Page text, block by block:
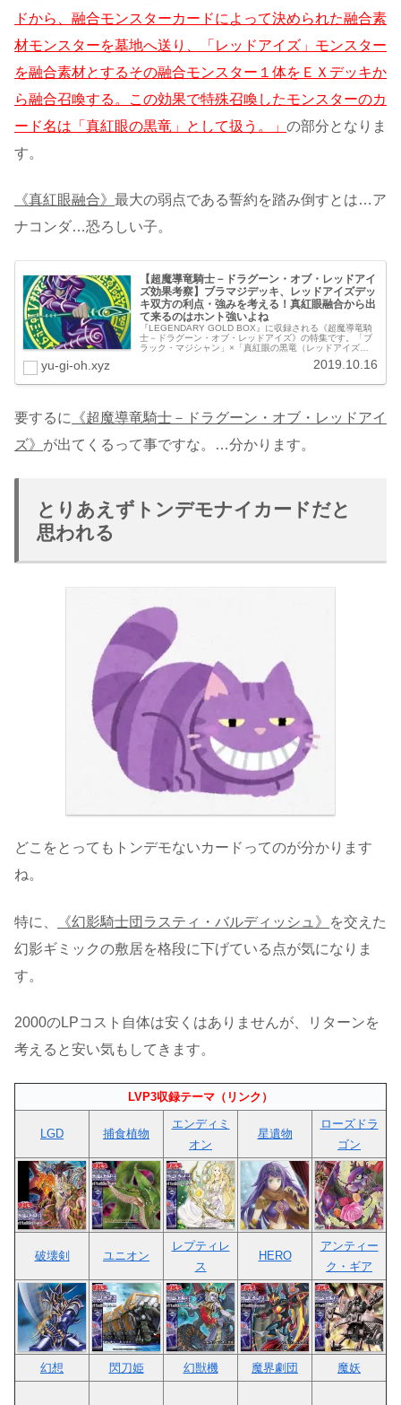
ドから、融合モンスターカードによって決められた融合素
材モンスターを墓地へ送り、「レッドアイズ」モンスター
を融合素材とするその融合モンスター１体をＥＸデッキか
ら融合召喚する。この効果で特殊召喚したモンスターのカ
ード名は「真紅眼の黒竜」として扱う。」 の部分となりま
す。
《真紅眼融合》 最大の弱点である誓約を踏み倒すとは…ア
ナコンダ…恐ろしい子。
【超魔導竜騎士－ドラグーン・オブ・レッドアイ
ズ効果考察】ブラマジデッキ、レッドアイズデッ
キ双方の利点・強みを考える！真紅眼融合から出
て来るのはホント強いよね
『LEGENDARY GOLD BOX』に収録される《超魔導竜騎
士－ドラグーン・オブ・レッドアイズ》の特集です。「ブ
ラック・マジシャン」×「真紅眼の黒竜（レッドアイズ・
yu-gi-oh.xyz 2019.10.16
要するに
《超魔導竜騎士－ドラグーン・オブ・レッドアイ
ズ》 が出てくるって事ですな。…分かります。
とりあえずトンデモナイカードだと
思われる
どこをとってもトンデモないカードってのが分かります
ね。
特に、 《幻影騎士団ラスティ・バルディッシュ》
を交えた
幻影ギミックの敷居を格段に下げている点が気になりま
す。
2000のLPコスト自体は安くはありませんが、リターンを
考えると安い気もしてきます。
LVP3収録テーマ（リンク）
LGD 捕食植物
エンディミ
オン
星遺物
ローズドラ
ゴン
破壊剣 ユニオン
レプティレ
ス
HERO
アンティー
ク・ギア
幻想 閃刀姫 幻獣機 魔界劇団 魔妖